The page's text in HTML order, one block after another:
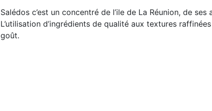
Salédos c’est un concentré de l’ile de La Réunion, de
L’utilisation d’ingrédients de qualité aux textures
goût.